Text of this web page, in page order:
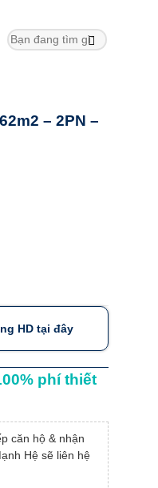
– 2PN –
HD tại đây
phí thiết
căn hộ & nhận
Hệ sẽ liên hệ